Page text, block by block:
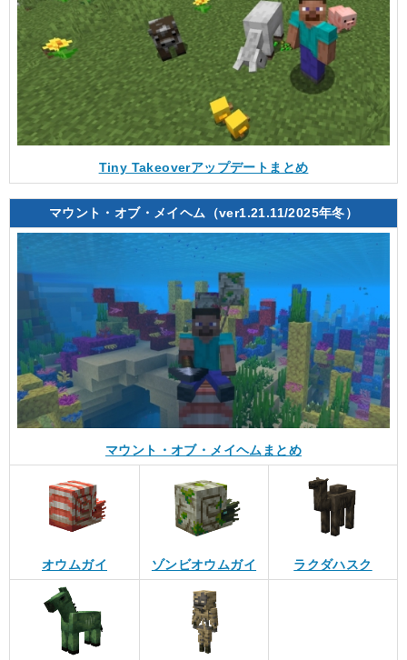
Tiny Takeoverアップデートまとめ
マウント・オブ・メイヘム（ver1.21.11/2025年冬）
マウント・オブ・メイヘムまとめ
オウムガイ ゾンビオウムガイ ラクダハスク